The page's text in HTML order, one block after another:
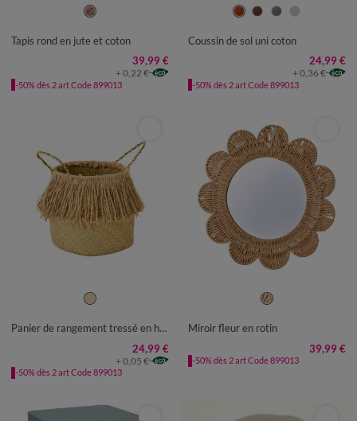
Tapis rond en jute et coton
39,99 €
+ 0,22 €
-50% dès 2 art Code 899013
Coussin de sol uni coton
24,99 €
+ 0,36 €
-50% dès 2 art Code 899013
UNITÉ
Panier de rangement tressé en herbier marin
24,99 €
+ 0,05 €
-50% dès 2 art Code 899013
UNITÉ
Miroir fleur en rotin
39,99 €
-50% dès 2 art Code 899013